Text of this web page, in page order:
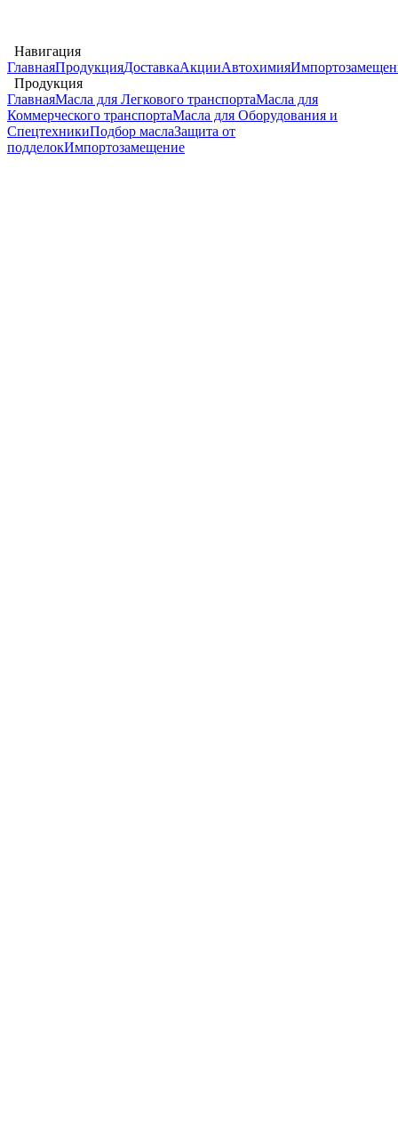
Навигация
ГлавнаяПродукцияДоставкаАкцииАвтохимия
Продукция
ГлавнаяМасла для Легкового транспортаМасла для
Коммерческого транспортаМасла для Оборудования и
CпецтехникиПодбор маслаЗащита от
подделокИмпортозамещение